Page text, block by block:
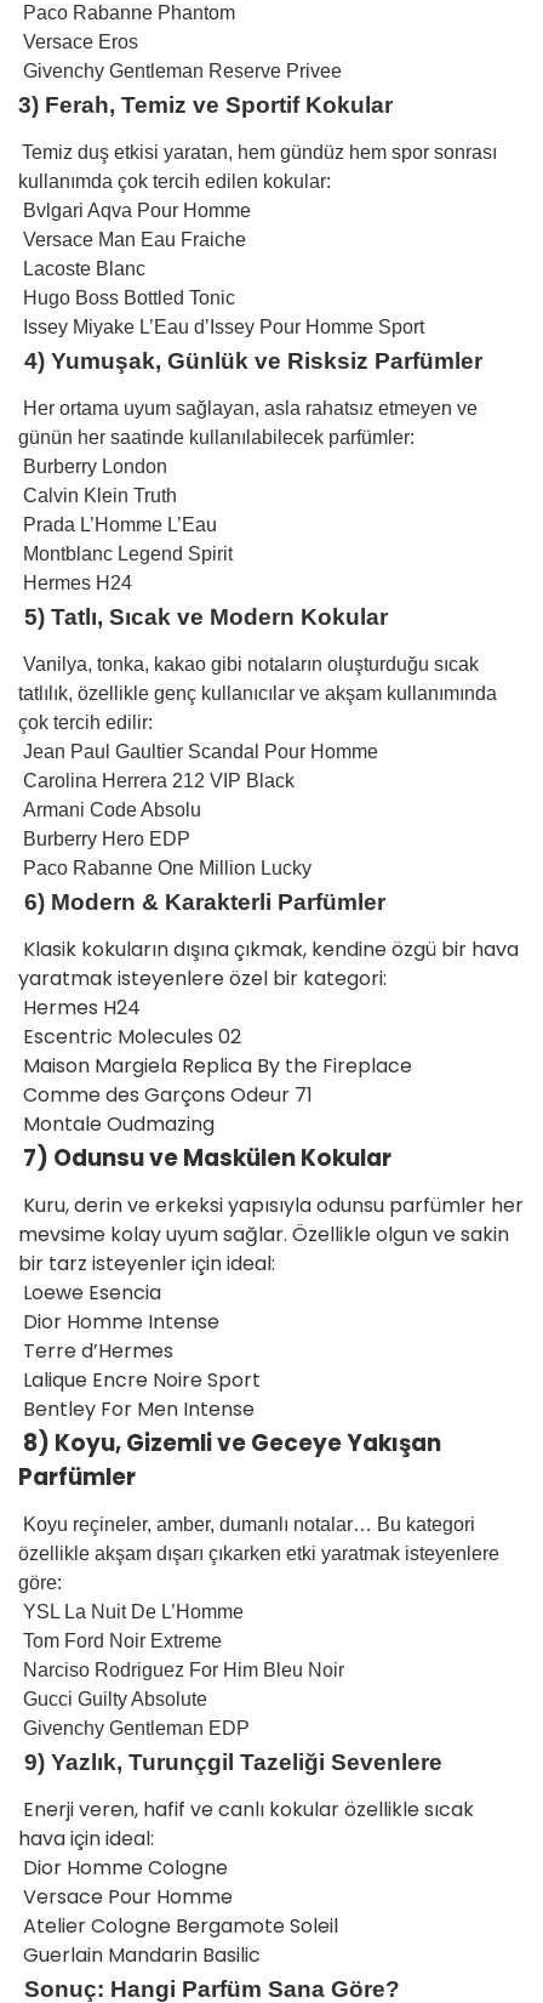
Paco Rabanne Phantom
Versace Eros
Givenchy Gentleman Reserve Privee
3) Ferah, Temiz ve Sportif Kokular
Temiz duş etkisi yaratan, hem gündüz hem spor sonrası
kullanımda çok tercih edilen kokular:
Bvlgari Aqva Pour Homme
Versace Man Eau Fraiche
Lacoste Blanc
Hugo Boss Bottled Tonic
Issey Miyake L’Eau d’Issey Pour Homme Sport
4) Yumuşak, Günlük ve Risksiz Parfümler
Her ortama uyum sağlayan, asla rahatsız etmeyen ve
günün her saatinde kullanılabilecek parfümler:
Burberry London
Calvin Klein Truth
Prada L’Homme L’Eau
Montblanc Legend Spirit
Hermes H24
5) Tatlı, Sıcak ve Modern Kokular
Vanilya, tonka, kakao gibi notaların oluşturduğu sıcak
tatlılık, özellikle genç kullanıcılar ve akşam kullanımında
çok tercih edilir:
Jean Paul Gaultier Scandal Pour Homme
Carolina Herrera 212 VIP Black
Armani Code Absolu
Burberry Hero EDP
Paco Rabanne One Million Lucky
6) Modern & Karakterli Parfümler
Klasik kokuların dışına çıkmak, kendine özgü bir hava
yaratmak isteyenlere özel bir kategori:
Hermes H24
Escentric Molecules 02
Maison Margiela Replica By the Fireplace
Comme des Garçons Odeur 71
Montale Oudmazing
7) Odunsu ve Maskülen Kokular
Kuru, derin ve erkeksi yapısıyla odunsu parfümler her
mevsime kolay uyum sağlar. Özellikle olgun ve sakin
bir tarz isteyenler için ideal:
Loewe Esencia
Dior Homme Intense
Terre d’Hermes
Lalique Encre Noire Sport
Bentley For Men Intense
8) Koyu, Gizemli ve Geceye Yakışan
Parfümler
Koyu reçineler, amber, dumanlı notalar… Bu kategori
özellikle akşam dışarı çıkarken etki yaratmak isteyenlere
göre:
YSL La Nuit De L’Homme
Tom Ford Noir Extreme
Narciso Rodriguez For Him Bleu Noir
Gucci Guilty Absolute
Givenchy Gentleman EDP
9) Yazlık, Turunçgil Tazeliği Sevenlere
Enerji veren, hafif ve canlı kokular özellikle sıcak
hava için ideal:
Dior Homme Cologne
Versace Pour Homme
Atelier Cologne Bergamote Soleil
Guerlain Mandarin Basilic
Sonuç: Hangi Parfüm Sana Göre?